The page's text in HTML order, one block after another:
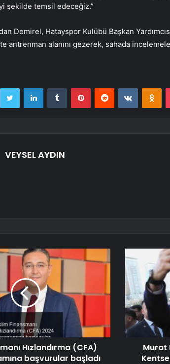
şekilde temsil edeceğiz.”
Demirel, Hatayspor Kulübü Başkan
antrenman alanını gezerek, sahada
Twitter LinkedInTumblr PinterestReddit VKontakte
VEYSEL AYDIN
Hızlandırma (CFA)
başvurular başladı
Murat